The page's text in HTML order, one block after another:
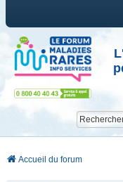
Accueil du forum